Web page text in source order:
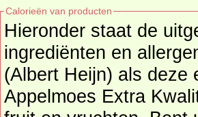
Calorieën van producten
Hieronder staat de
ingrediënten en allergenen van Appelmoes
(Albert Heijn) als deze
Appelmoes Extra